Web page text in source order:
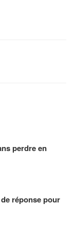
perdre en
réponse pour